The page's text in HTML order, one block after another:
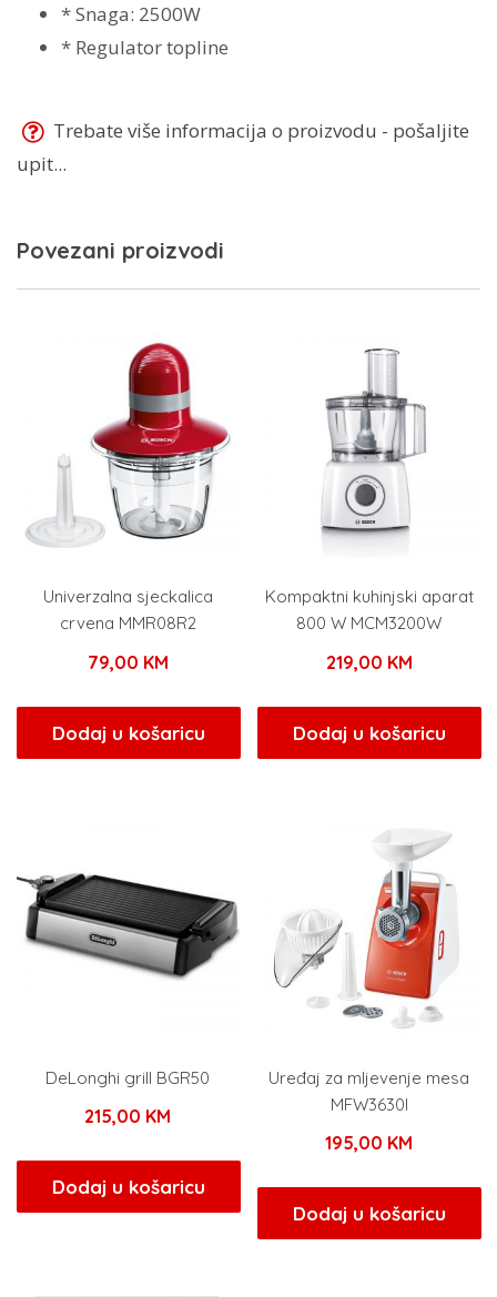
* Snaga: 2500W
* Regulator topline
Trebate više informacija o proizvodu - pošaljite
upit...
Povezani proizvodi
Univerzalna sjeckalica
crvena MMR08R2
79,00 KM
Dodaj u košaricu
Kompaktni kuhinjski aparat
800 W MCM3200W
219,00 KM
Dodaj u košaricu
DeLonghi grill BGR50
215,00 KM
Dodaj u košaricu
Uređaj za mljevenje mesa
MFW3630I
195,00 KM
Dodaj u košaricu